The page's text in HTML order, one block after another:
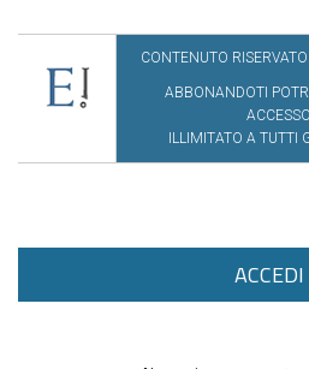
CONTENUTO
ABBONANDOTI
ACCESSO
ILLIMITATO A TUTTI
ACCEDI